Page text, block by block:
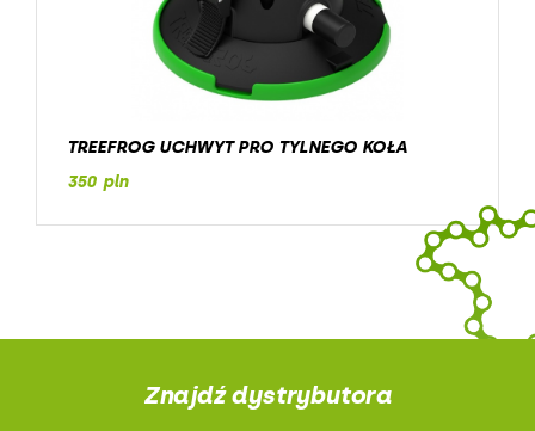
TREEFROG UCHWYT PRO TYLNEGO KOŁA
350 pln
Znajdź dystrybutora